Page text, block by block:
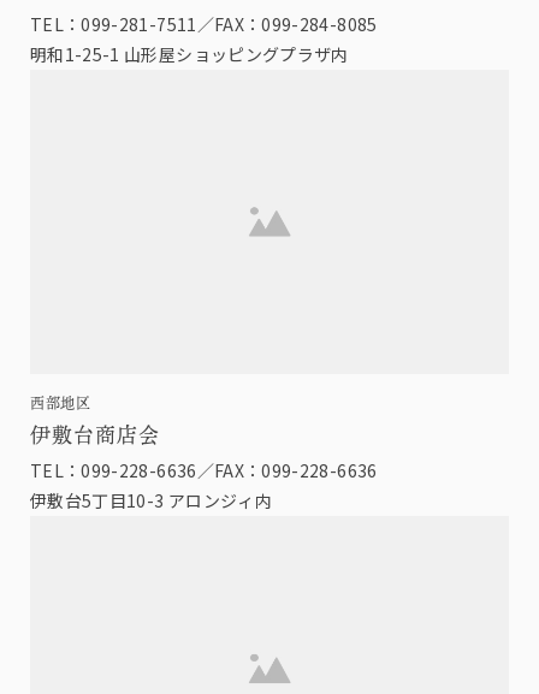
TEL：099-281-7511／FAX：099-284-8085
明和1-25-1 山形屋ショッピングプラザ内
西部地区
伊敷台商店会
TEL：099-228-6636／FAX：099-228-6636
伊敷台5丁目10-3 アロンジィ内